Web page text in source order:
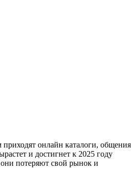
онлайн каталоги, общения
и достигнет к 2025 году
потеряют свой рынок и